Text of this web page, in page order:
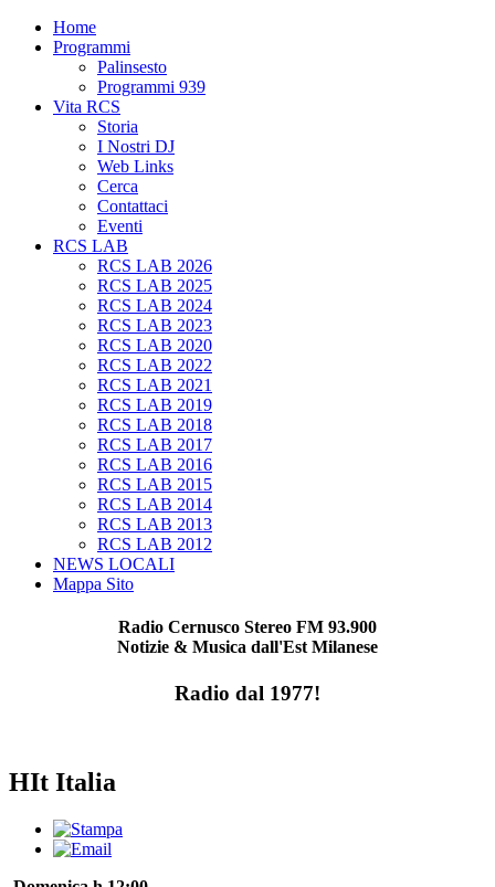
Home
Programmi
Palinsesto
Programmi 939
Vita RCS
Storia
I Nostri DJ
Web Links
Cerca
Contattaci
Eventi
RCS LAB
RCS LAB 2026
RCS LAB 2025
RCS LAB 2024
RCS LAB 2023
RCS LAB 2020
RCS LAB 2022
RCS LAB 2021
RCS LAB 2019
RCS LAB 2018
RCS LAB 2017
RCS LAB 2016
RCS LAB 2015
RCS LAB 2014
RCS LAB 2013
RCS LAB 2012
NEWS LOCALI
Mappa Sito
Radio Cernusco Stereo FM 93.900
Notizie & Musica dall'Est Milanese
Radio dal 1977!
HIt Italia